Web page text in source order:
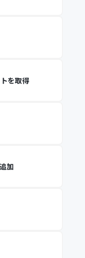
を取得
加